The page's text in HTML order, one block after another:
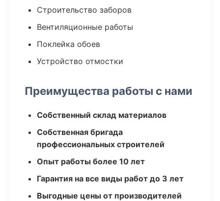
Строительство заборов
Вентиляционные работы
Поклейка обоев
Устройство отмостки
Преимущества работы с нами
Собственный склад материалов
Собственная бригада
профессиональных строителей
Опыт работы более 10 лет
Гарантия на все виды работ до 3 лет
Выгодные цены от производителей